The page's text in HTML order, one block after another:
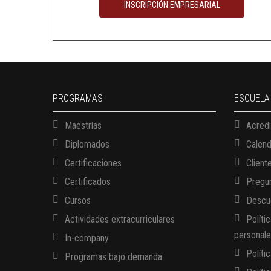
INSCRIPCIÓN EMPRESARIAL
PROGRAMAS
Maestrías
Diplomados
Certificaciones
Certificados
Cursos
Actividades extracurriculares
In-company
Programas bajo demanda